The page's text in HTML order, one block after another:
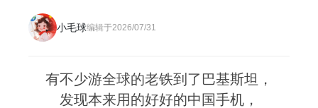
小毛球编辑于2026/07/31
有不少游全球的老铁到了巴基斯坦，
发现本来用的好好的中国手机，